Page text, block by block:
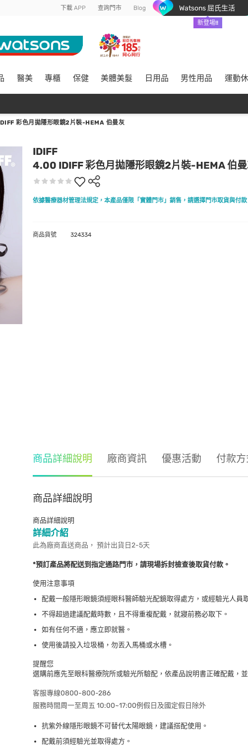
下載 APP 查詢門市 Blog Watsons 屈氏生活
新登場!!
醫美 專櫃 保健 美體美髮 日用品 男性用品 運動
彩色月拋隱形眼鏡2片裝-HEMA 伯曼灰
IDIFF
4.00 IDIFF 彩色月拋隱形眼鏡2片裝-HEMA 伯
依據醫療器材管理法規定，本產品僅限「實體門市」銷售，請選擇門市取貨與付款
商品貨號 324334
商品詳細說明 廠商資訊 優惠活動 付款
商品詳細說明
商品詳細說明
詳細介紹
此為廠商直送商品， 預計出貨日2-5天
*預訂產品將配送到指定通路門市，請現場拆封檢查後取貨付款。
使用注意事項
配戴一般隱形眼鏡須經眼科醫師驗光配鏡取得處方，或經驗光人員
不得超過建議配戴時數，且不得重複配戴，就寢前務必取下。
如有任何不適，應立即就醫。
使用後請投入垃圾桶，勿丟入馬桶或水槽。
提醒您
選購前應先至眼科醫療院所或驗光所驗配，依產品說明書正確配戴，並
客服專線0800-800-286
服務時間周一至周五 10:00~17:00例假日及國定假日除外
抗紫外線隱形眼鏡不可替代太陽眼鏡，建議搭配使用。
配戴前須經驗光並取得處方。